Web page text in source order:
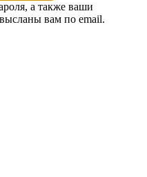
а также ваши
вам по email.